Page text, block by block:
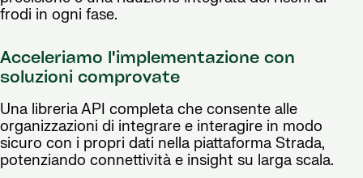
frodi in ogni fase.
Acceleriamo l'implementazione con
soluzioni comprovate
Una libreria API completa che consente alle
organizzazioni di integrare e interagire in modo
sicuro con i propri dati nella piattaforma Strada,
potenziando connettività e insight su larga scala.